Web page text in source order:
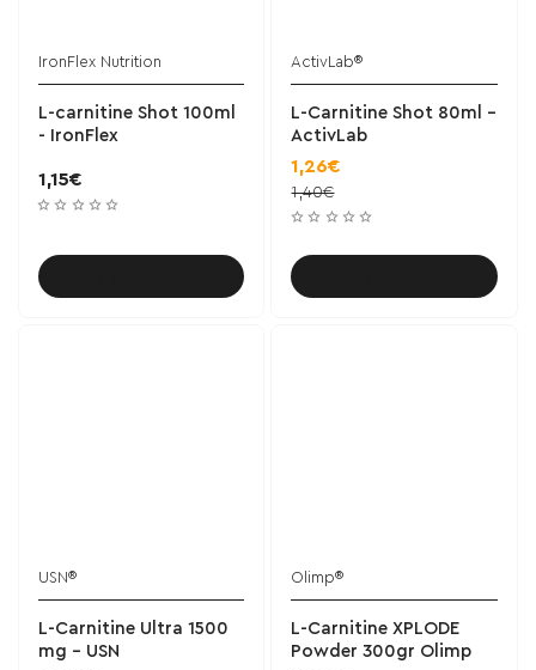
IronFlex Nutrition
L-carnitine Shot 100ml
- IronFlex
1,15€
ActivLab®
L-Carnitine Shot 80ml -
ActivLab
1,26€
1,40€
USN®
L-Carnitine Ultra 1500
mg - USN
Olimp®
L-Carnitine XPLODE
Powder 300gr Olimp